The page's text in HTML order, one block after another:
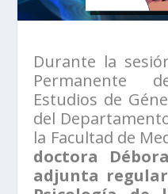
Durante la
Permanente
Estudios de
del
la Facultad de
doctora
adjunta